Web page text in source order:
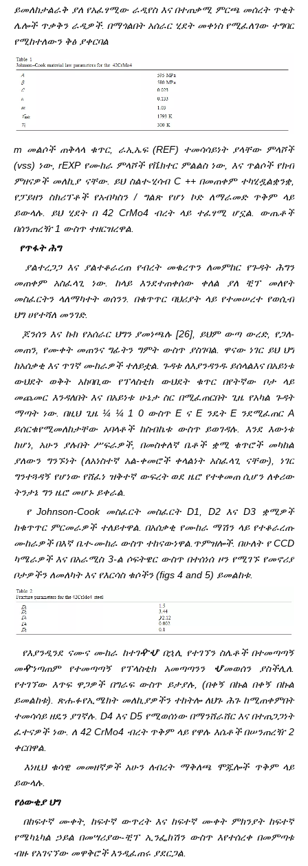
ይመለከታልራቅ ያለ የአፈፃሚው ራዲየስ እና በተጠቃሚ ምርጫ መሰረት ጥቂት
ሌሎች ጥቃቅን ራዲዎች. በማጎልበት አሰራር ሂደት መቀነስ የሚፈለገው ተግባር
የሚከተለውን ቅፅ ያቀርባል
m መልሶች ጠቅላላ ቁጥር, ራኢኤፍ (REF) ተመሳሳይነት ያላቸው ምላሾች
(vss) ነው, rEXP የሙከራ ምላሾች የቬክተር ምልልስ ነው, እና ጥልሶች የክብ
ምዘናዎች መለኪያ ናቸው. ይህ ስልተ-ሂሳብ C ++ በመጠቀም ተካሂዷልቋንቋ,
የፓይዘን ስክሪፕቶች የአብካስን / ግልጽ የሆነ ኮድ ለማራመድ ጥቅም ላይ
ይውላሉ. ይህ ሂደት በ 42 CrMo4 ብረት ላይ ተፈፃሚ ሆኗል. ውጤቶች
በሰንጠረዥ 1 ውስጥ ተዘርዝረዋል.
የጥፋት ሕግ
ያልተረጋጋ እና ያልተቆራረጠ የብረት መቁረጥን ለመምከር የጉዳት ሕግን
መጠቀም አስፈላጊ ነው. ከላይ እንደተጠቀሰው ቀለል ያለ ቺፕ መለየት
መስፈርትን ላለማካተት ወሰንን. በቁጥጥር ባህሪያት ላይ የተመሠረተ የወሲብ
ህግ ሀየተሻለ መንገድ.
ጆንሰን እና ኩክ የአሰራር ህግን ያመነጫሉ [26], ይህም ውጣ ውረድ, የጋለ-
መጠን, የሙቀት መጠንና ግፊትን ግምት ውስጥ ያስገባል. ዋናው ነገር ይህ ህግ
ከአሰቃቂ እና ጥገኛ ሙከራዎች ተለይቷል. ጉዳቱ ለእያንዳንዱ ይሰላልእና በአይነቱ
ውህደት ወቅት አከባቢው የፕላስቲክ ውህደት ቁጥር በየትኛው ቦታ ላይ
መጨመር እንዳለበት እና በአይነቱ ሁኔታ ስር በሚፈጠርበት ጊዜ የአካል ጉዳት
ማጣት ነው. በዚህ ጊዜ ¼ ¼ 1 0 ውስጥ E ና E ንዴት E ንደሚፈጠር A
ይሰርቁየሚመለከታቸው አባላቶች ከስብኬቱ ውስጥ ይወገዳሉ. እንደ እውነቱ
ከሆነ, አሁን ያሉበት ሥፍራዎች, በመስቀለኛ ቤቶች ቋሚ ቁጥሮች መካከል
ያለውን ግንኙነት (ለአነስተኛ አል-ቀመሮች ቀላልነት አስፈላጊ ናቸው), ነገር
ግንተጓዳኝ የሆነው የሸፈነ ዝቅተኛ ውፍረት ወደ ዜሮ የተቀመጠ ሲሆን ለቀሪው
ትንታኔ ግን ዜሮ መሆኑ ይቀራል.
የ Johnson-Cook መስፈርት መስፈርት D1, D2 እና D3 ቋሚዎች
ከቁጥጥር ምርመራዎች ተለይተዋል. በአሰቃቂ የሙከራ ማሽን ላይ የተቆራረጡ
ሙከራዎች በእኛ ቤተ-ሙከራ ውስጥ ተከናውነዋል.ጥምዝሎች. በሁለት የ CCD
ካሜራዎች እና በአራሚስ 3-ል ሶፍትዌር ውስጥ በተሰነሰ ዞን የሚገኙ የመኖሪያ
ቦታዎችን ለመለካት እና የእርሳስ ቁሶችን (figs 4 and 5) ይመልከቱ.
የእያንዲንደ ናሙና ሙከራ ከተገዯሇ በኋሊ የተገኘን ስሌቶች በተመጣጣኝ
መዯነጣጠም የተመጣጣኝ የፕላስቲክ አመጣጣንን ሇመወሰን ያስችሊለ.
የተገኘው እጥፍ ዋጋዎች በግራፍ ውስጥ ይታያሉ, (በቀኝ በኩል በቀኝ በኩል
ይመልከቱ). ጽሑፉየኢሜክት መለኪያዎችን ተከትሎ ለህጉ ሕጉ ከሚጠቀምበት
ተመሳሳይ ዘዴን ያገኛሉ. D4 እና D5 የሚወሰነው በማንሸራሸር እና በተጠጋጋነት
ፈተናዎች ነው. ለ 42 CrMo4 ብረት ጥቅም ላይ የዋሉ እሴቶች በሠንጠረዥ 2
ቀርበዋል.
እነዚህ ቁሳዊ መመዘኛዎች አሁን ለብረት ማቅለጫ ሞጁሎች ጥቅም ላይ
ይውላሉ.
የዕውቂያ ህግ
በከፍተኛ ሙቀት, ከፍተኛ ውጥረት እና ከፍተኛ ሙቀት ምክንያት ከፍተኛ
የሜካኒካል ኃይል በመሣሪያው-ቺፕ ኢንፌክሽን ውስጥ እየተሰረቀ በመምጣቱ
ብዙ የአገናኘው መዋቅሮች እንዲፈጠሩ ያደርጋል.